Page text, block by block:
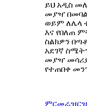
ይህ አዲስ
መያዣ
ወይም ለሌላ
እና የበለጠ
ስልክዎን
አደገኛ
መያዣ
የተጠበቀ
ምርመራ